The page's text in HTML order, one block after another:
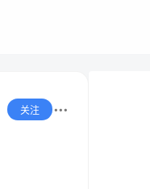
关注